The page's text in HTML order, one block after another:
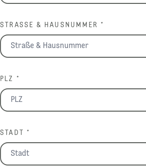
STRASSE & HAUSNUMMER *
PLZ *
STADT *